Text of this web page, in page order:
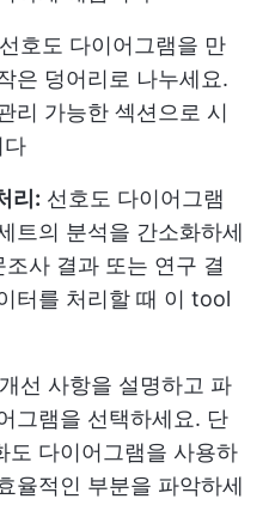
선호도 다이어그램을 만
은 덩어리로 나누세요.
리 가능한 섹션으로 시
다
리: 선호도 다이어그램
트의 분석을 간소화하세
사 결과 또는 연구 결
터를 처리할 때 이 tool
개선 사항을 설명하고 파
그램을 선택하세요. 단
도 다이어그램을 사용하
율적인 부분을 파악하세